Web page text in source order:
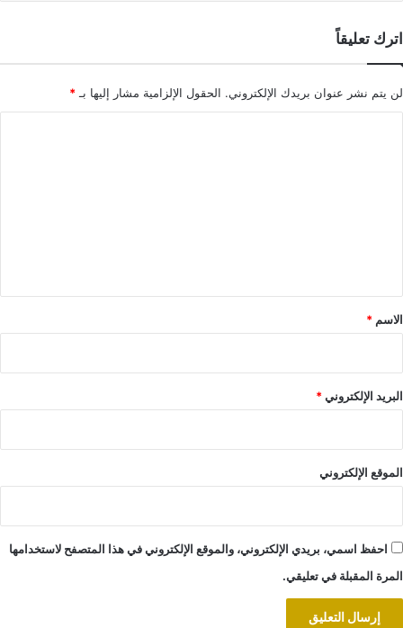
اترك تعليقاً
لن يتم نشر عنوان بريدك الإلكتروني. الحقول الإلزامية مشار إليها بـ*
*
الاسم *
البريد الإلكتروني*
الموقع الإلكتروني
احفظ اسمي، بريدي الإلكتروني، والموقع الإلكتروني في هذا المتصفح لاستخدامها
المرة المقبلة في تعليقي.